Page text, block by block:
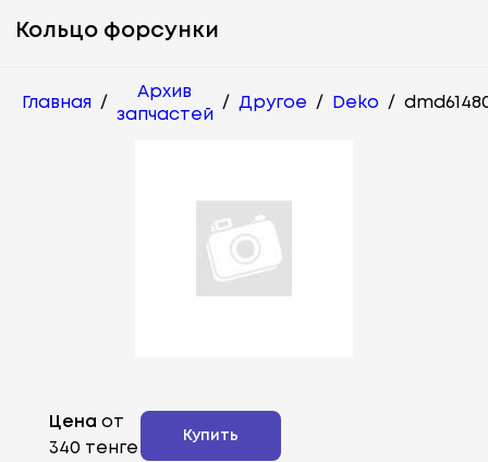
Кольцо форсунки
Главная /
Архив
запчастей
/ Другое / Deko /
Цена от
340 тенге
Купить